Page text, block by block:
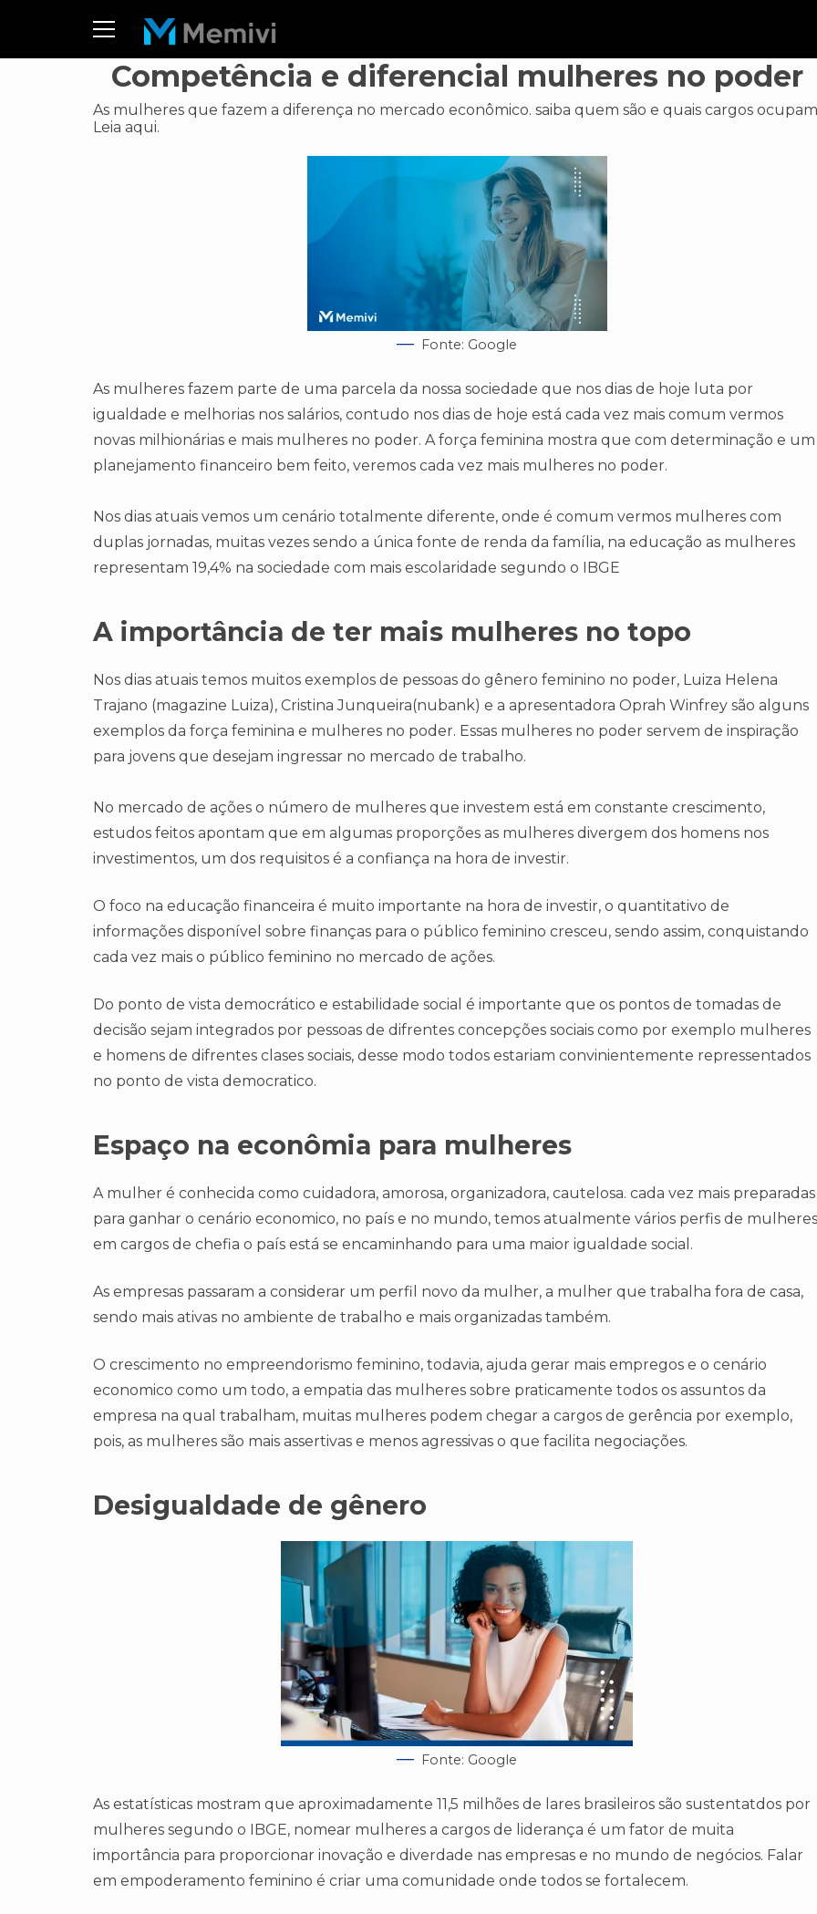
Competência e diferencial mulheres no poder
As mulheres que fazem a diferença no mercado econômico. saiba quem são e quais cargos
Leia aqui.
Fonte: Google
As mulheres fazem parte de uma parcela da nossa sociedade que nos dias de hoje luta por
igualdade e melhorias nos salários, contudo nos dias de hoje está cada vez mais comum vermos
novas milhionárias e mais mulheres no poder. A força feminina mostra que com determinação e um
planejamento financeiro bem feito, veremos cada vez mais mulheres no poder.
Nos dias atuais vemos um cenário totalmente diferente, onde é comum vermos mulheres com
duplas jornadas, muitas vezes sendo a única fonte de renda da família, na educação as mulheres
representam 19,4% na sociedade com mais escolaridade segundo o IBGE
A importância de ter mais mulheres no topo
Nos dias atuais temos muitos exemplos de pessoas do gênero feminino no poder, Luiza Helena
Trajano (magazine Luiza), Cristina Junqueira(nubank) e a apresentadora Oprah Winfrey são alguns
exemplos da força feminina e mulheres no poder. Essas mulheres no poder servem de inspiração
para jovens que desejam ingressar no mercado de trabalho.
No mercado de ações o número de mulheres que investem está em constante crescimento,
estudos feitos apontam que em algumas proporções as mulheres divergem dos homens nos
investimentos, um dos requisitos é a confiança na hora de investir.
O foco na educação financeira é muito importante na hora de investir, o quantitativo de
informações disponível sobre finanças para o público feminino cresceu, sendo assim, conquistando
cada vez mais o público feminino no mercado de ações.
Do ponto de vista democrático e estabilidade social é importante que os pontos de tomadas de
decisão sejam integrados por pessoas de difrentes concepções sociais como por exemplo mulheres
e homens de difrentes clases sociais, desse modo todos estariam convinientemente repressentados
no ponto de vista democratico.
Espaço na econômia para mulheres
A mulher é conhecida como cuidadora, amorosa, organizadora, cautelosa. cada vez mais preparadas
para ganhar o cenário economico, no país e no mundo, temos atualmente vários perfis de mulheres
em cargos de chefia o país está se encaminhando para uma maior igualdade social.
As empresas passaram a considerar um perfil novo da mulher, a mulher que trabalha fora de casa,
sendo mais ativas no ambiente de trabalho e mais organizadas também.
O crescimento no empreendorismo feminino, todavia, ajuda gerar mais empregos e o cenário
economico como um todo, a empatia das mulheres sobre praticamente todos os assuntos da
empresa na qual trabalham, muitas mulheres podem chegar a cargos de gerência por exemplo,
pois, as mulheres são mais assertivas e menos agressivas o que facilita negociações.
Desigualdade de gênero
Fonte: Google
As estatísticas mostram que aproximadamente 11,5 milhões de lares brasileiros são sustentatdos por
mulheres segundo o IBGE, nomear mulheres a cargos de liderança é um fator de muita
importância para proporcionar inovação e diverdade nas empresas e no mundo de negócios. Falar
em empoderamento feminino é criar uma comunidade onde todos se fortalecem.